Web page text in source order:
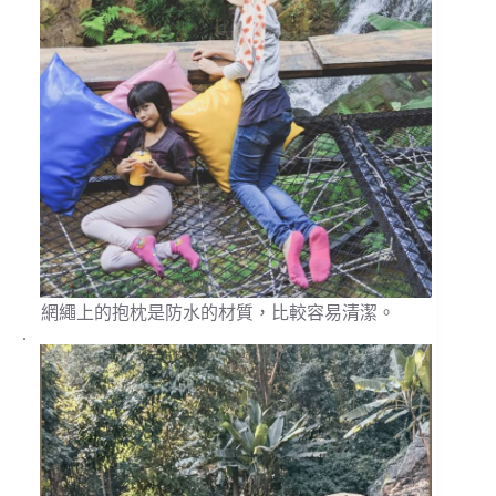
網繩上的抱枕是防水的材質，比較容易清潔。
.